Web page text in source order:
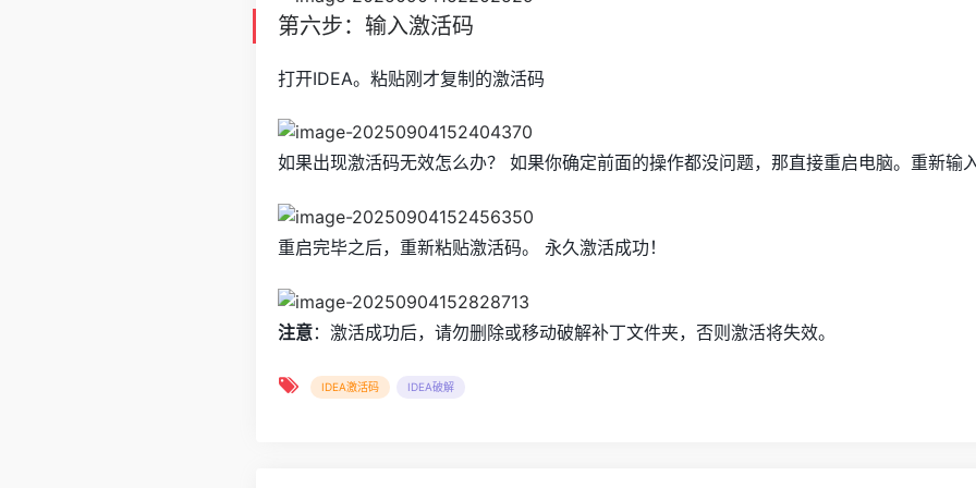
第六步：输入激活码
打开IDEA。粘贴刚才复制的激活码
如果出现激活码无效怎么办？ 如果你确定前面的操作都没问题，那直接重启电脑。重新输
重启完毕之后，重新粘贴激活码。 永久激活成功！
注意：激活成功后，请勿删除或移动破解补丁文件夹，否则激活将失效。
IDEA激活码 IDEA破解